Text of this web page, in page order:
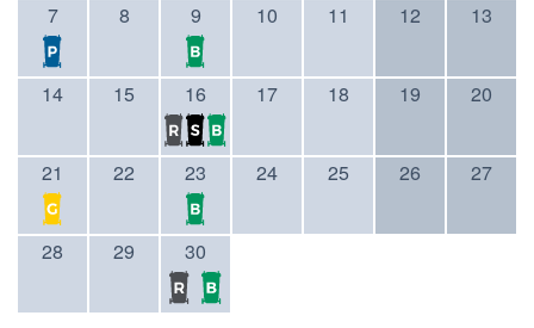
7 8 9 10 11 12 13
14 15 16 17 18 19 20
21 22 23 24 25 26 27
28 29 30